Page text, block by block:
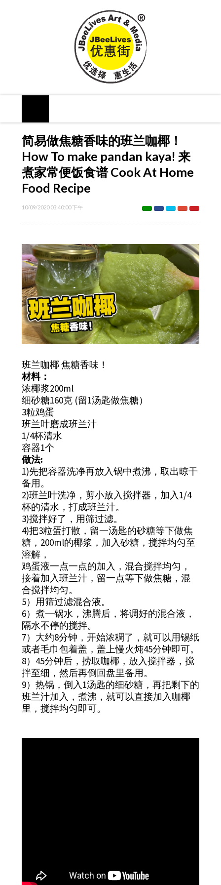
简易做焦糖香味的班兰咖椰！
How To make pandan kaya! 来
煮家常便饭食谱 Cook At Home
Food Recipe
10/09/2020 03:40:00 下午
班兰咖椰 焦糖香味！
材料：
浓椰浆200ml
细砂糖160克 (留1汤匙做焦糖）
3粒鸡蛋
班兰叶磨成班兰汁
1/4杯清水
容器1个
做法:
1)先把容器洗净再放入锅中煮沸，取出晾干
备用。
2)班兰叶洗净，剪小放入搅拌器，加入1/4
杯的清水，打成班兰汁。
3)搅拌好了，用筛过滤。
4)把3粒蛋打散，留一汤匙的砂糖等下做焦
糖，200ml的椰浆，加入砂糖，搅拌均匀至
溶解，
鸡蛋液一点一点的加入，混合搅拌均匀，
接着加入班兰汁，留一点等下做焦糖，混
合搅拌均匀。
5）用筛过滤混合液。
6）煮一锅水，沸腾后，将调好的混合液，
隔水不停的搅拌。
7）大约8分钟，开始浓稠了，就可以用锡纸
或者毛巾包着盖，盖上慢火炖45分钟即可。
8）45分钟后，捞取咖椰，放入搅拌器，搅
拌至细，然后再倒回盘里备用。
9）热锅，倒入1汤匙的细砂糖，再把剩下的
班兰汁加入，煮沸，就可以直接加入咖椰
里，搅拌均匀即可。